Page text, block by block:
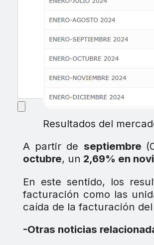
Resultados del
A partir de septiembre
octubre, un 2,69% en
En este sentido, los
facturación como las
caída de la facturación del
-Otras noticias